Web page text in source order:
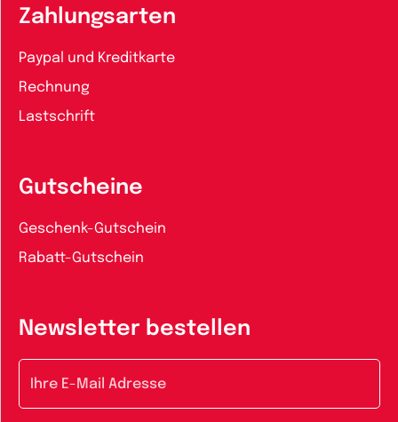
Zahlungsarten
Paypal und Kreditkarte
Rechnung
Lastschrift
Gutscheine
Geschenk-Gutschein
Rabatt-Gutschein
Newsletter bestellen